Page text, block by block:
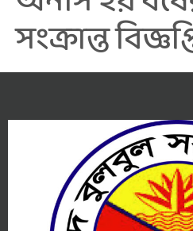
সংক্রান্ত